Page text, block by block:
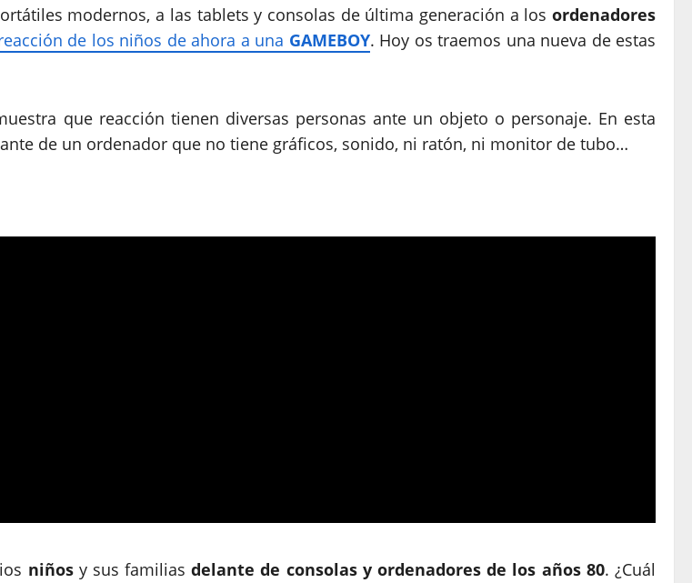
modernos, a las tablets y consolas de última generación a los ordenadores
de los niños de ahora a una GAMEBOY. Hoy os traemos una nueva de estas
que reacción tienen diversas personas ante un objeto o personaje. En esta
de un ordenador que no tiene gráficos, sonido, ni ratón, ni monitor de tubo…
niñosy sus familiasdelante de consolas y ordenadores de los años 80. ¿Cuál